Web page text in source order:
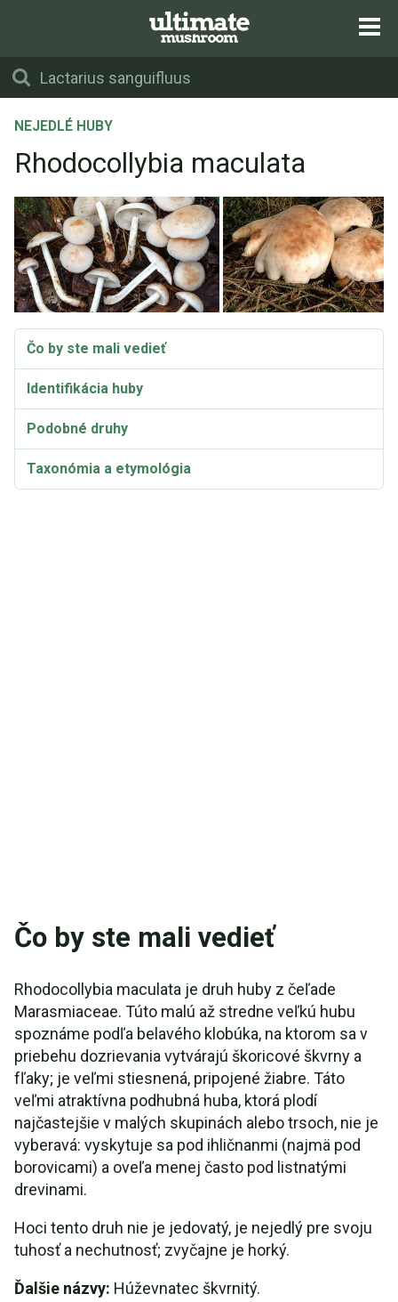
NEJEDLÉ HUBY
Rhodocollybia maculata
Čo by ste mali vedieť
Identifikácia huby
Podobné druhy
Taxonómia a etymológia
Čo by ste mali vedieť
Rhodocollybia maculata je druh huby z čeľade
Marasmiaceae. Túto malú až stredne veľkú hubu
spoznáme podľa belavého klobúka, na ktorom sa v
priebehu dozrievania vytvárajú škoricové škvrny a
fľaky; je veľmi stiesnená, pripojené žiabre. Táto
veľmi atraktívna podhubná huba, ktorá plodí
najčastejšie v malých skupinách alebo trsoch, nie je
vyberavá: vyskytuje sa pod ihličnanmi (najmä pod
borovicami) a oveľa menej často pod listnatými
drevinami.
Hoci tento druh nie je jedovatý, je nejedlý pre svoju
tuhosť a nechutnosť; zvyčajne je horký.
Ďalšie názvy: Húževnatec škvrnitý.